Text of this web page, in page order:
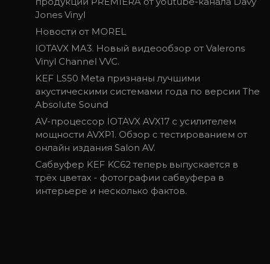
Jones Vinyl
Новости от MOREL
IOTAVX MA3. Новый видеообзор от Valerons
Vinyl Channel VVC.
KEF LS50 Meta признаны лучшими
акустическими системами года по версии The
Absolute Sound
AV-процессор IOTAVX AVX17 с усилителем
мощности AVXP1. Обзор с тестированием от
онлайн издания Salon AV.
Сабвуфер KEF KC62 теперь выпускается в
трёх цветах - фотографии сабвуфера в
интерьере и несколько фактов.